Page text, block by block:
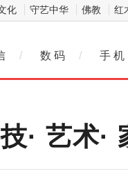
化 守艺中华 佛教 红
/ 数 码 / 手 机
· 艺术·